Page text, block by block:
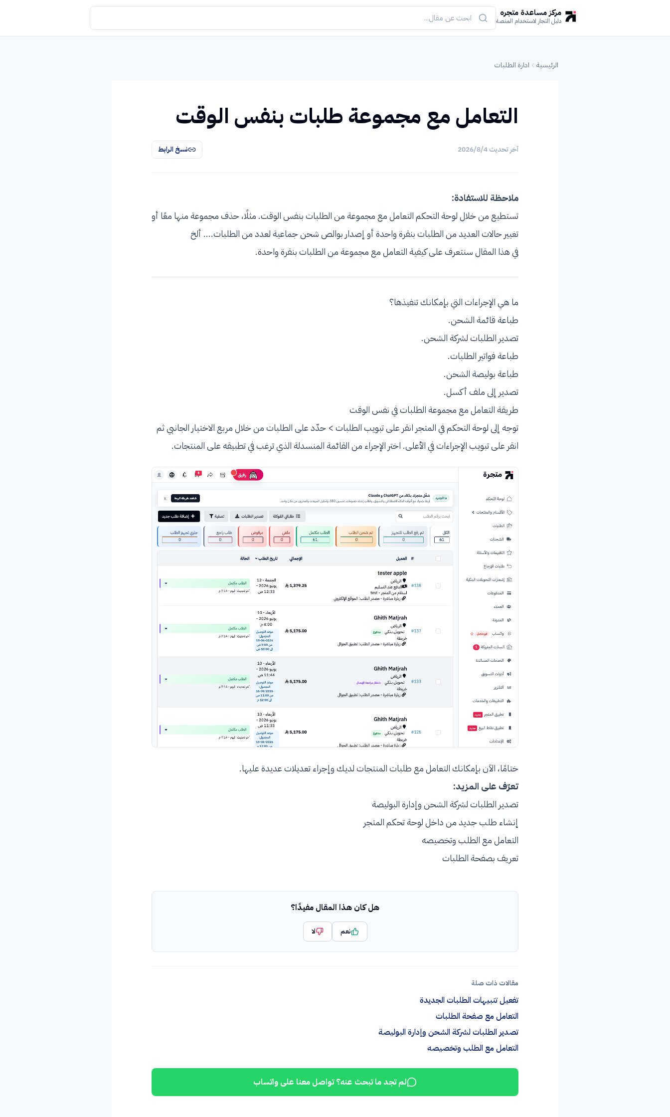
مركز مساعدة متجره
دليل التجار لاستخدام المنصة
الرئيسية ادارة الطلبات
التعامل مع مجموعة طلبات بنفس الوقت
آخر تحديث4‏/8‏/2026 نسخ الرابط
ملاحظة للاستفادة:
تستطيع من خلال لوحة التحكم التعامل مع مجموعة من الطلبات بنفس الوقت. مثلًا، حذف مجموعة منها معًا أو
تغيير حالات العديد من الطلبات بنقرة واحدة أو إصدار بوالص شحن جماعية لعدد من الطلبات.... ألخ
في هذا المقال سنتعرف على كيفية التعامل مع مجموعة من الطلبات بنقرة واحدة.
ما هي الإجراءات التي بإمكانك تنفيذها؟
طباعة قائمة الشحن.
تصدير الطلبات لشركة الشحن.
طباعة فواتير الطلبات.
طباعة بوليصة الشحن.
تصدير إلى ملف أكسل.
طريقة التعامل مع مجموعة الطلبات في نفس الوقت
توجه إلى لوحة التحكم في المتجر انقر على تبويب الطلبات > حدّد على الطلبات من خلال مربع الاختيار الجانبي ثم
انقر على تبويب الإجراءات في الأعلى. اختر الإجراء من القائمة المنسدلة الذي ترغب في تطبيقه على المنتجات.
ختامًا، الآن بإمكانك التعامل مع طلبات المنتجات لديك وإجراء تعديلات عديدة عليها.
تعرّف على المزيد:
تصدير الطلبات لشركة الشحن وإدارة البوليصة
إنشاء طلب جديد من داخل لوحة تحكم المتجر
التعامل مع الطلب وتخصيصه
تعريف بصفحة الطلبات
هل كان هذا المقال مفيدًا؟
نعم لا
مقالات ذات صلة
تفعيل تنبيهات الطلبات الجديدة
التعامل مع صفحة الطلبات
تصدير الطلبات لشركة الشحن وإدارة البوليصة
التعامل مع الطلب وتخصيصه
لم تجد ما تبحث عنه؟ تواصل معنا على واتساب